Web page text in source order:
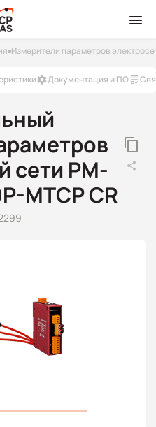
Измерители параметров
Документация и ПО
сети PM-
MTCP CR